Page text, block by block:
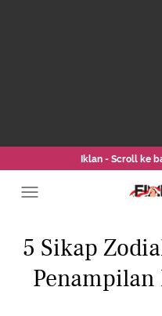
Iklan - Scroll ke
5 Sikap